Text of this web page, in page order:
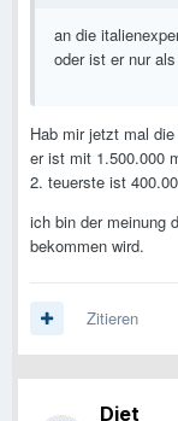
an die
oder ist er nur
Hab mir jetzt mal
er ist mit 1.500.000
2. teuerste ist
ich bin der meinung
bekommen wird.
Zitieren
Djet